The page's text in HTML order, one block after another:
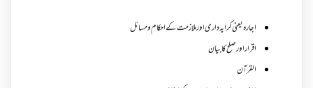
اجارہ یعنی کرایہ داری اور ملازمت کے احکام و مسائل
اقرار اور صلح کا بیان
القرآن